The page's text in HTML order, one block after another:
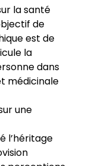
la santé
de
est de
la
dans
médicinale
une
l’héritage